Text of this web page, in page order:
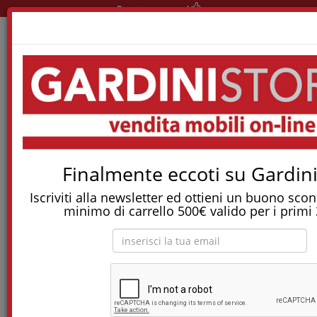
Finalmente eccoti su
Iscriviti alla newsletter ed ottieni un buono
minimo di carrello 500€ valido per i primi
Pronta consegna!
Materassi A Molle Indipendenti Materasso Rising
Tostapane, tritatutto, aspirapolvere, friggitrice
e molti altri Elettrodomestici!
Materasso Rising